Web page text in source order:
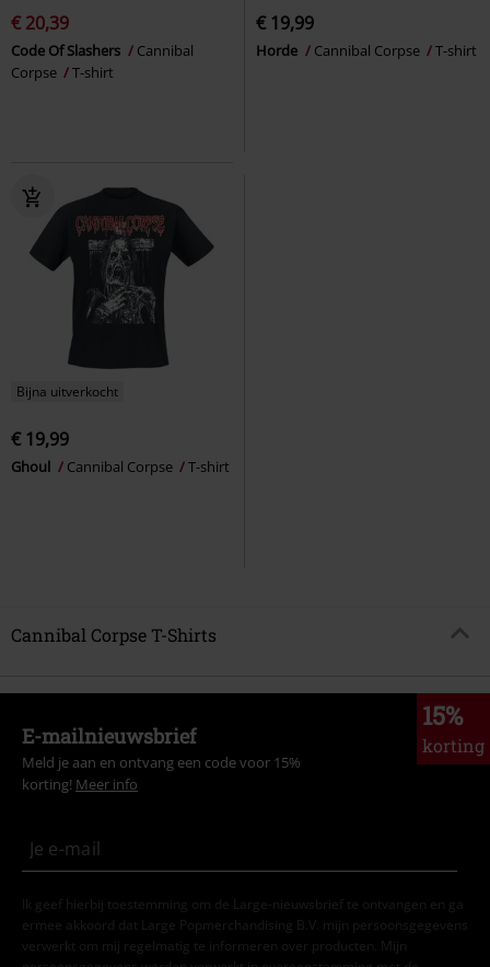
€ 20,39
Code Of Slashers
Cannibal
Corpse
T-shirt
€ 19,99
Horde Cannibal Corpse T-shirt
Bijna uitverkocht
€ 19,99
Ghoul Cannibal Corpse T-shirt
Cannibal Corpse T-Shirts
15%
korting
E-mailnieuwsbrief
Meld je aan en ontvang een code voor 15%
korting! Meer info
Ik geef hierbij toestemming om de Large-nieuwsbrief te ontvangen en ga
ermee akkoord dat Large Popmerchandising B.V. mijn persoonsgegevens
verwerkt om mij regelmatig te informeren over producten. Mijn